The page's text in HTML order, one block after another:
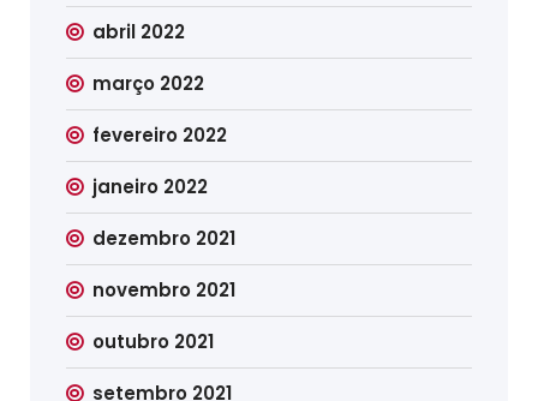
abril 2022
março 2022
fevereiro 2022
janeiro 2022
dezembro 2021
novembro 2021
outubro 2021
setembro 2021